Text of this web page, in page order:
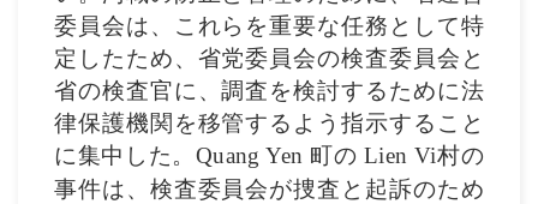
委員会は、これらを重要な任務として特
定したため、省党委員会の検査委員会と
省の検査官に、調査を検討するために法
律保護機関を移管するよう指示すること
に集中した。Quang Yen 町の Lien Vi村の
事件は、検査委員会が捜査と起訴のため